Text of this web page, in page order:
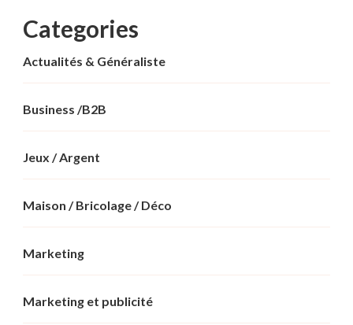
Categories
Actualités & Généraliste
Business /B2B
Jeux / Argent
Maison / Bricolage / Déco
Marketing
Marketing et publicité